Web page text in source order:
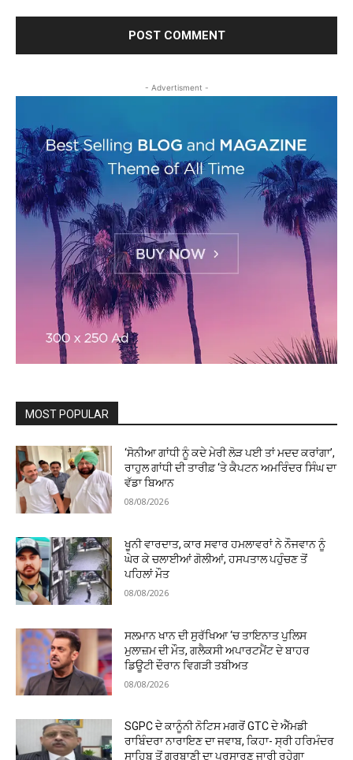
- Advertisment -
MOST POPULAR
‘ਸੋਨੀਆ ਗਾਂਧੀ ਨੂੰ ਕਦੇ ਮੇਰੀ ਲੋੜ ਪਈ ਤਾਂ ਮਦਦ ਕਰਾਂਗਾ’,
ਰਾਹੁਲ ਗਾਂਧੀ ਦੀ ਤਾਰੀਫ਼ ‘ਤੇ ਕੈਪਟਨ ਅਮਰਿੰਦਰ ਸਿੰਘ ਦਾ
ਵੱਡਾ ਬਿਆਨ
08/08/2026
ਖੂਨੀ ਵਾਰਦਾਤ, ਕਾਰ ਸਵਾਰ ਹਮਲਾਵਰਾਂ ਨੇ ਨੌਜਵਾਨ ਨੂੰ
ਘੇਰ ਕੇ ਚਲਾਈਆਂ ਗੋਲੀਆਂ, ਹਸਪਤਾਲ ਪਹੁੰਚਣ ਤੋਂ
ਪਹਿਲਾਂ ਮੌਤ
08/08/2026
ਸਲਮਾਨ ਖਾਨ ਦੀ ਸੁਰੱਖਿਆ ‘ਚ ਤਾਇਨਾਤ ਪੁਲਿਸ
ਮੁਲਾਜ਼ਮ ਦੀ ਮੌਤ, ਗਲੈਕਸੀ ਅਪਾਰਟਮੈਂਟ ਦੇ ਬਾਹਰ
ਡਿਊਟੀ ਦੌਰਾਨ ਵਿਗੜੀ ਤਬੀਅਤ
08/08/2026
SGPC ਦੇ ਕਾਨੂੰਨੀ ਨੋਟਿਸ ਮਗਰੋਂ GTC ਦੇ ਐੱਮਡੀ
ਰਾਬਿੰਦਰਾ ਨਾਰਾਇਣ ਦਾ ਜਵਾਬ, ਕਿਹਾ- ਸ੍ਰੀ ਹਰਿਮੰਦਰ
ਸਾਹਿਬ ਤੋਂ ਗੁਰਬਾਣੀ ਦਾ ਪ੍ਰਸਾਰਣ ਜਾਰੀ ਰਹੇਗਾ